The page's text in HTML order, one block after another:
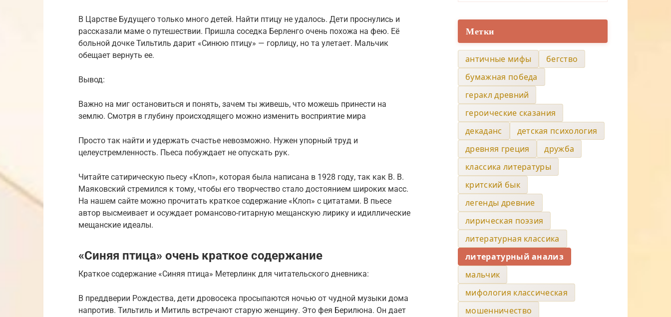
В Царстве Будущего только много детей. Найти птицу не удалось. Дети проснулись и
рассказали маме о путешествии. Пришла соседка Берленго очень похожа на фею. Её
больной дочке Тильтиль дарит «Синюю птицу» — горлицу, но та улетает. Мальчик
обещает вернуть ее.
Вывод:
Важно на миг остановиться и понять, зачем ты живешь, что можешь принести на
землю. Смотря в глубину происходящего можно изменить восприятие мира
Просто так найти и удержать счастье невозможно. Нужен упорный труд и
целеустремленность. Пьеса побуждает не опускать рук.
Читайте сатирическую пьесу «Клоп», которая была написана в 1928 году, так как В. В.
Маяковский стремился к тому, чтобы его творчество стало достоянием широких масс.
На нашем сайте можно прочитать краткое содержание «Клоп» с цитатами. В пьесе
автор высмеивает и осуждает романсово-гитарную мещанскую лирику и идиллические
мещанские идеалы.
«Синяя птица» очень краткое содержание
Краткое содержание «Синяя птица» Метерлинк для читательского дневника:
В преддверии Рождества, дети дровосека просыпаются ночью от чудной музыки дома
напротив. Тильтиль и Митиль встречают старую женщину. Это фея Берилюна. Он дает
Метки
античные мифы
бегство
бумажная победа
геракл древний
героические сказания
декаданс
детская психология
древняя греция
дружба
классика литературы
критский бык
легенды древние
лирическая поэзия
литературная классика
литературный анализ
мальчик
мифология классическая
мошенничество